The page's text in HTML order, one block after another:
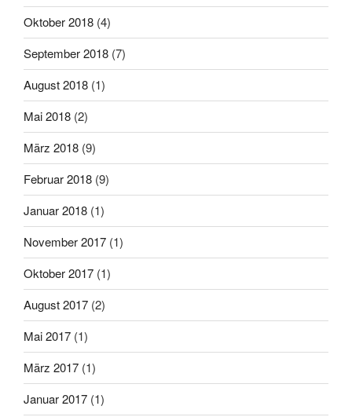
Oktober 2018 (4)
September 2018 (7)
August 2018 (1)
Mai 2018 (2)
März 2018 (9)
Februar 2018 (9)
Januar 2018 (1)
November 2017 (1)
Oktober 2017 (1)
August 2017 (2)
Mai 2017 (1)
März 2017 (1)
Januar 2017 (1)